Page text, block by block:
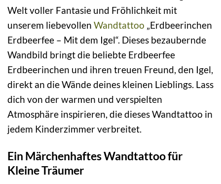
Welt voller Fantasie und Fröhlichkeit mit
unserem liebevollen Wandtattoo „Erdbeerinchen
Erdbeerfee – Mit dem Igel“. Dieses bezaubernde
Wandbild bringt die beliebte Erdbeerfee
Erdbeerinchen und ihren treuen Freund, den Igel,
direkt an die Wände deines kleinen Lieblings. Lass
dich von der warmen und verspielten
Atmosphäre inspirieren, die dieses Wandtattoo in
jedem Kinderzimmer verbreitet.
Ein Märchenhaftes Wandtattoo für
Kleine Träumer